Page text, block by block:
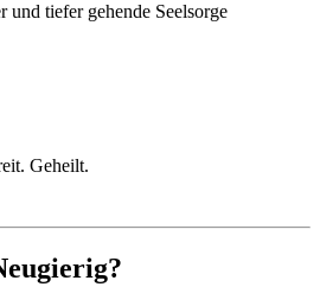
und tiefer gehende Seelsorge
Geheilt.